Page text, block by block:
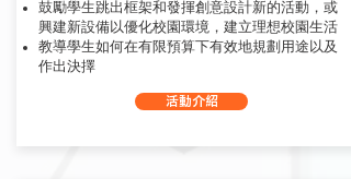
鼓勵學生跳出框架和發揮創意設計新的活動，或
興建新設備以優化校園環境，建立理想校園生活
教導學生如何在有限預算下有效地規劃用途以及
作出決擇
活動介紹